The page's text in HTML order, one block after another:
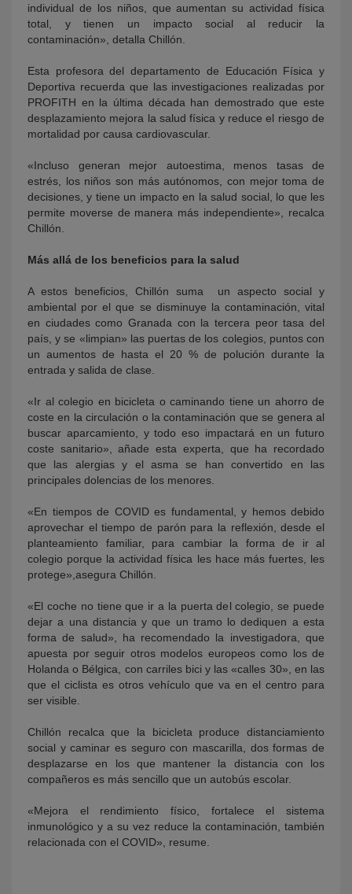
individual de los niños, que aumentan su actividad física
total, y tienen un impacto social al reducir la
contaminación», detalla Chillón.
Esta profesora del departamento de Educación Física y
Deportiva recuerda que las investigaciones realizadas por
PROFITH en la última década han demostrado que este
desplazamiento mejora la salud física y reduce el riesgo de
mortalidad por causa cardiovascular.
«Incluso generan mejor autoestima, menos tasas de
estrés, los niños son más autónomos, con mejor toma de
decisiones, y tiene un impacto en la salud social, lo que les
permite moverse de manera más independiente», recalca
Chillón.
Más allá de los beneficios para la salud
A estos beneficios, Chillón suma un aspecto social y
ambiental por el que se disminuye la contaminación, vital
en ciudades como Granada con la tercera peor tasa del
país, y se «limpian» las puertas de los colegios, puntos con
un aumentos de hasta el 20 % de polución durante la
entrada y salida de clase.
«Ir al colegio en bicicleta o caminando tiene un ahorro de
coste en la circulación o la contaminación que se genera al
buscar aparcamiento, y todo eso impactará en un futuro
coste sanitario», añade esta experta, que ha recordado
que las alergias y el asma se han convertido en las
principales dolencias de los menores.
«En tiempos de COVID es fundamental, y hemos debido
aprovechar el tiempo de parón para la reflexión, desde el
planteamiento familiar, para cambiar la forma de ir al
colegio porque la actividad física les hace más fuertes, les
protege»,asegura Chillón.
«El coche no tiene que ir a la puerta del colegio, se puede
dejar a una distancia y que un tramo lo dediquen a esta
forma de salud», ha recomendado la investigadora, que
apuesta por seguir otros modelos europeos como los de
Holanda o Bélgica, con carriles bici y las «calles 30», en las
que el ciclista es otros vehículo que va en el centro para
ser visible.
Chillón recalca que la bicicleta produce distanciamiento
social y caminar es seguro con mascarilla, dos formas de
desplazarse en los que mantener la distancia con los
compañeros es más sencillo que un autobús escolar.
«Mejora el rendimiento físico, fortalece el sistema
inmunológico y a su vez reduce la contaminación, también
relacionada con el COVID», resume.